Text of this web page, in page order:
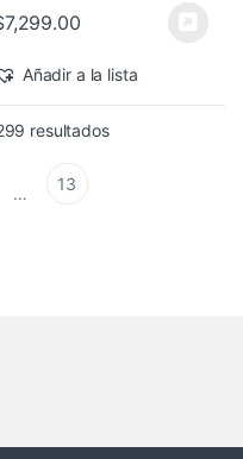
7,299.00
Añadir a la lista
resultadosSorted by latest
… 13